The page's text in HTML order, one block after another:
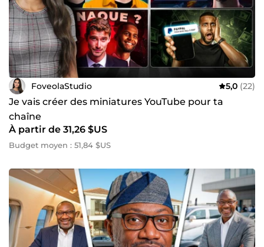
FoveolaStudio 5,0 (22)
Je vais créer des miniatures YouTube pour ta
chaîne
À partir de 31,26 $US
Budget moyen : 51,84 $US